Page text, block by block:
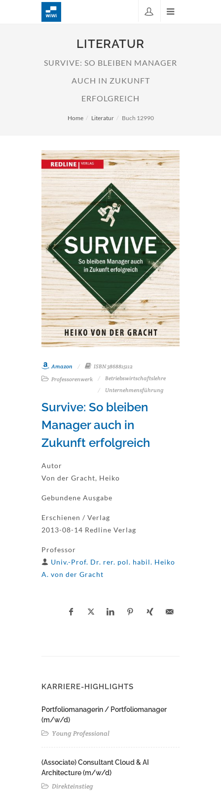
LITERATUR
SURVIVE: SO BLEIBEN MANAGER
AUCH IN ZUKUNFT
ERFOLGREICH
Home Literatur Buch 12990
Amazon
ISBN 3868815112
Professorenwerk
Betriebswirtschaftslehre
Unternehmensführung
Survive: So bleiben
Manager auch in
Zukunft erfolgreich
Autor
Von der Gracht, Heiko
Gebundene Ausgabe
Erschienen / Verlag
2013-08-14 Redline Verlag
Professor
Univ.-Prof. Dr. rer. pol. habil. Heiko
A. von der Gracht
KARRIERE-HIGHLIGHTS
Portfoliomanagerin / Portfoliomanager
(m/w/d)
Young Professional
(Associate) Consultant Cloud & AI
Architecture (m/w/d)​ ​
Direkteinstieg